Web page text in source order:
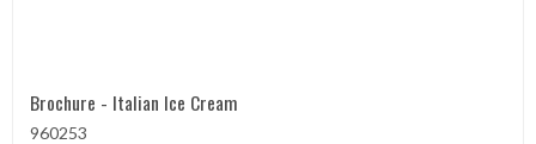
Brochure - Italian Ice Cream
960253